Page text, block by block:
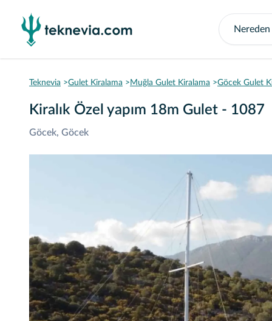
Teknevia Gulet Kiralama Muğla Gulet Kiralama Göcek Gulet
Kiralık Özel yapım 18m Gulet - 1087
Göcek, Göcek